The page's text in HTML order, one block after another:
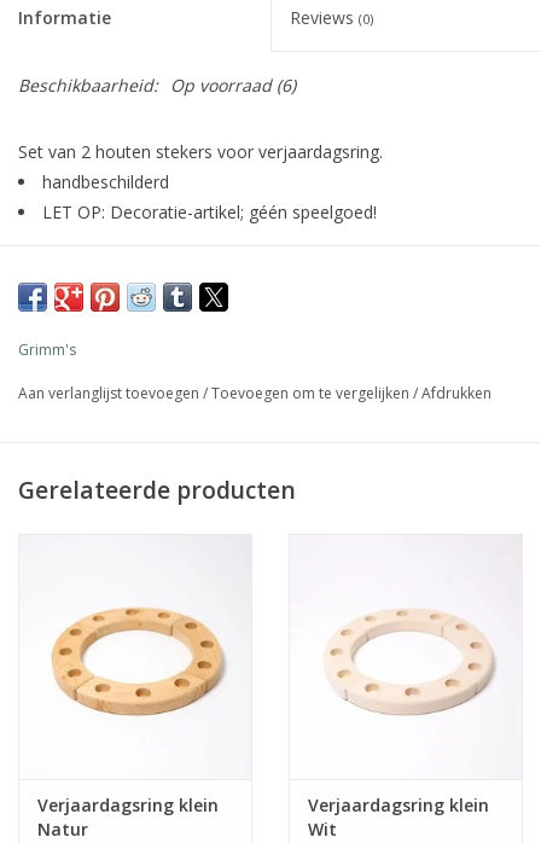
Informatie Reviews (0)
Beschikbaarheid: Op voorraad(6)
Set van 2 houten stekers voor verjaardagsring.
handbeschilderd
LET OP: Decoratie-artikel; géén speelgoed!
Grimm's
Aan verlanglijst toevoegen /Toevoegen om te vergelijken /Afdrukken
Gerelateerde producten
Verjaardagsring klein
Natur
Verjaardagsring klein
Wit